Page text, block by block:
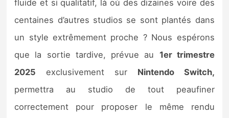
fluide et si qualitatif, là où des dizaines voire des
centaines d’autres studios se sont plantés dans
un style extrêmement proche ? Nous espérons
que la sortie tardive, prévue au 1er trimestre
2025 exclusivement sur Nintendo Switch,
permettra au studio de tout peaufiner
correctement pour proposer le même rendu